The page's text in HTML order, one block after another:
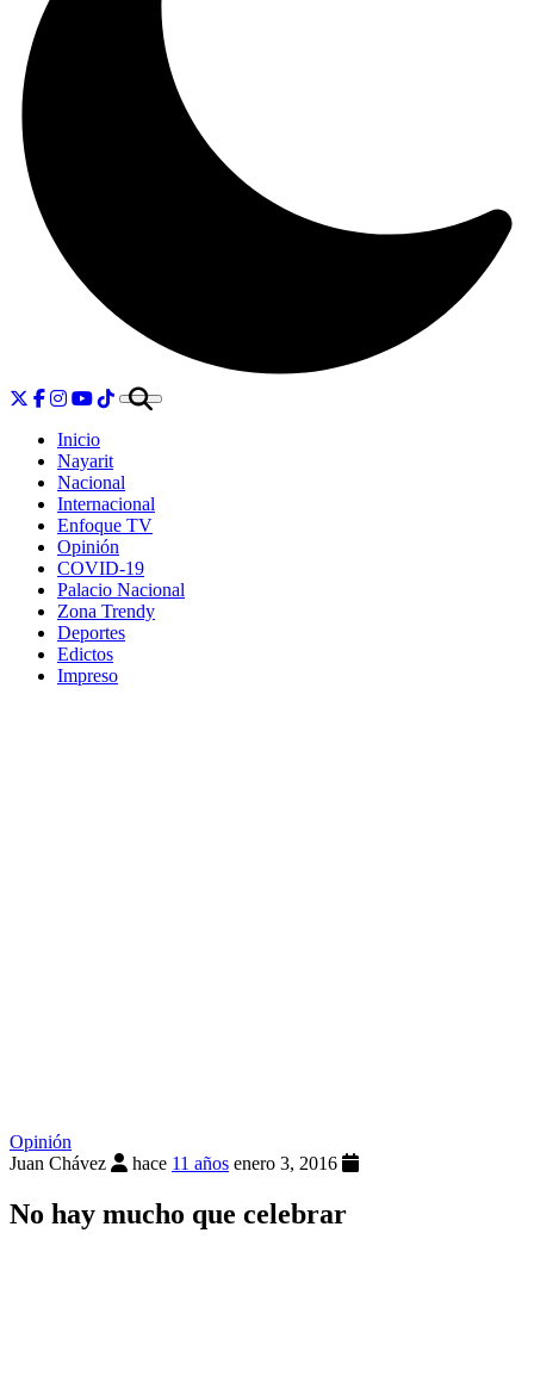
Inicio
Nayarit
Nacional
Internacional
Enfoque TV
Opinión
COVID-19
Palacio Nacional
Zona Trendy
Deportes
Edictos
Impreso
Opinión
Juan Chávez
hace 11 años enero 3, 2016
No hay mucho que celebrar